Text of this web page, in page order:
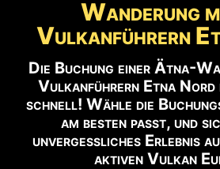
Wanderung
Vulkanführern
Die Buchung einer Ätna-
Vulkanführern Etna Nord
schnell! Wähle die
am besten passt, und
unvergessliches Erlebnis
aktiven Vulkan